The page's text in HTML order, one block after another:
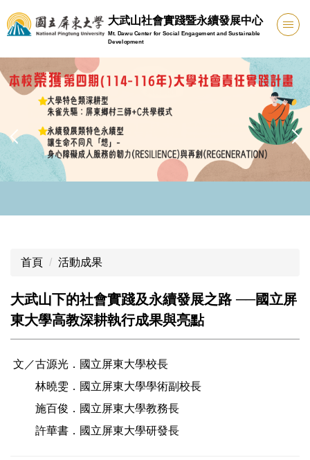
跳
到
要
內
容
大武山社會實踐暨永續發展中心
Mt. Dawu Center for Social Engagement and Sustainable
Development
首頁 活動成果
大武山下的社會實踐及永續發展之路 ──國立屏
東大學高教深耕執行成果與亮點
文／古源光．國立屏東大學校長
林曉雯．國立屏東大學學術副校長
施百俊．國立屏東大學教務長
許華書．國立屏東大學研發長